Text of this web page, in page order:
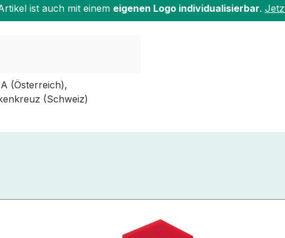
ist auch mit einem eigenen Logo individualisierbar.
(Österreich),
(Schweiz)